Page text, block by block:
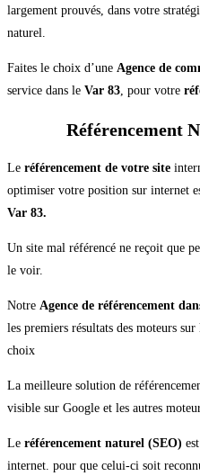
largement prouvés, dans votre
naturel.
Faites le choix d’une Agence de
service dans le Var 83, pour votre
Référencement
Le référencement de votre site
optimiser votre position sur internet
Var 83.
Un site mal référencé ne reçoit que
le voir.
Notre Agence de référencement
les premiers résultats des moteurs
choix
La meilleure solution de
visible sur Google et les autres
Le référencement naturel (SEO)
internet. pour que celui-ci soit